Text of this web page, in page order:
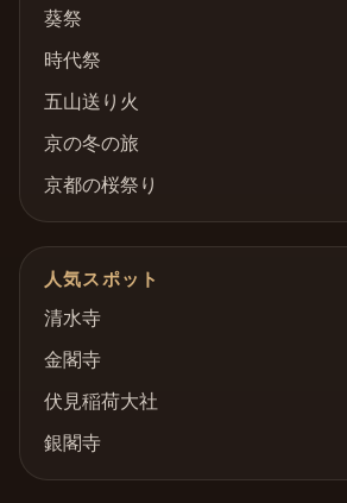
葵祭
時代祭
五山送り火
京の冬の旅
京都の桜祭り
人気スポット
清水寺
金閣寺
伏見稲荷大社
銀閣寺